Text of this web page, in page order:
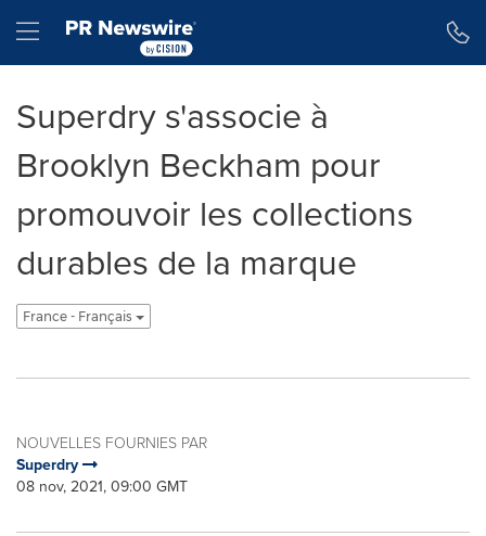
Hamburger menu
Superdry s'associe à
Brooklyn Beckham pour
promouvoir les collections
durables de la marque
France - Français
NOUVELLES FOURNIES PAR
Superdry
08 nov, 2021, 09:00 GMT